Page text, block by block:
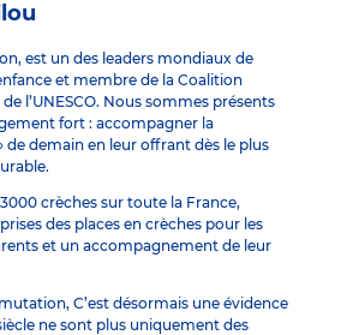
est un des leaders mondiaux de
et membre de la Coalition
l’UNESCO. Nous sommes présents
fort : accompagner la
de demain en leur offrant dès le plus
crèches sur toute la France,
des places en crèches pour les
et un accompagnement de leur
C’est désormais une évidence
ne sont plus uniquement des